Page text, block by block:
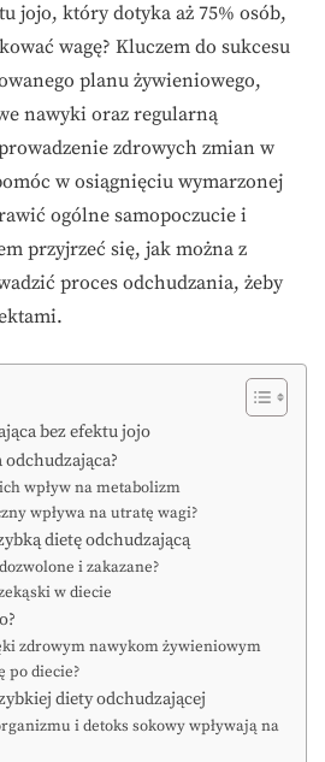
jojo, który dotyka aż 75% osób,
wagę? Kluczem do sukcesu
planu żywieniowego,
nawyki oraz regularną
zdrowych zmian w
w osiągnięciu wymarzonej
ogólne samopoczucie i
przyjrzeć się, jak można z
proces odchudzania, żeby
bez efektu jojo
odchudzająca?
wpływ na metabolizm
wpływa na utratę wagi?
dietę odchudzającą
i zakazane?
w diecie
zdrowym nawykom żywieniowym
po diecie?
diety odchudzającej
i detoks sokowy wpływają na